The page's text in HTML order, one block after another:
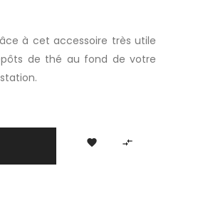
à cet accessoire très utile
de thé au fond de votre
 